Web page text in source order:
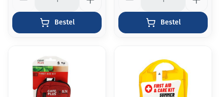
Bestel Bestel